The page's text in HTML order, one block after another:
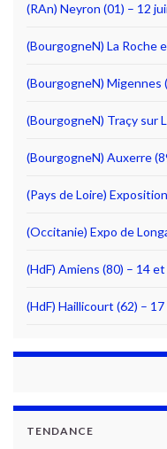
(RAn) Neyron (01) – 12
(BourgogneN) La
(BourgogneN) Migennes
(BourgogneN) Traçy sur
(BourgogneN) Auxerre
(Pays de Loire)
(Occitanie) Expo de
(HdF) Amiens (80) – 14
(HdF) Haillicourt (62) –
TENDANCE